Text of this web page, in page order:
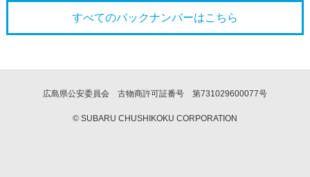
すべてのバックナンバーはこちら
広島県公安委員会 古物商許可証番号 第731029600077号
© SUBARU CHUSHIKOKU CORPORATION